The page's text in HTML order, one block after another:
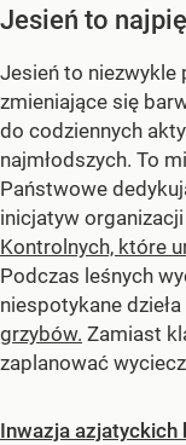
Jesień to
Jesień to niezwykle
zmieniające się
do codziennych
najmłodszych. To
Państwowe
inicjatyw
Kontrolnych, które
Podczas leśnych
niespotykane
grzybów. Zamiast
zaplanować
Inwazja azjatyckich